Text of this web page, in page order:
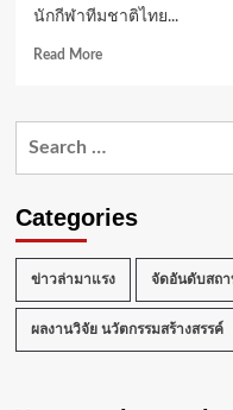
นักกีฬาทีมชาติไทย...
Read MoreRead
ม.กรุงเทพ
นำ
จ่อ
แชมป์
สมัย
Categories
ข่าวล่ามาแรง จัดอันดับสถ
ผลงานวิจัย นวัตกรรมสร้างสรรค์